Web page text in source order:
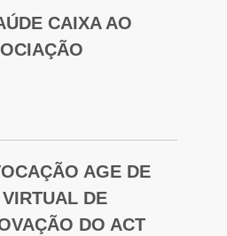
CAIXA AO
AGE DE
DE
DO ACT